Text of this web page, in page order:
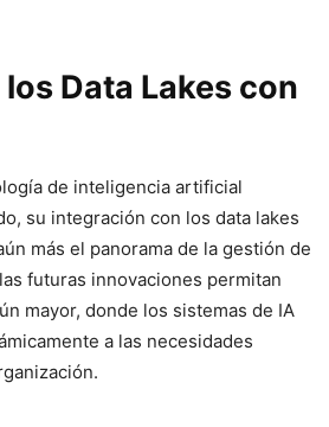
Data Lakes con
de inteligencia artificial
su integración con los data lakes
más el panorama de la gestión de
futuras innovaciones permitan
mayor, donde los sistemas de IA
a las necesidades